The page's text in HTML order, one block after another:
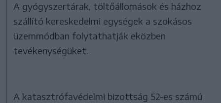
A gyógyszertárak, töltőállomások és házhoz
szállító kereskedelmi egységek a szokásos
üzemmódban folytathatják eközben
tevékenységüket.
A katasztrófavédelmi bizottság 52-es számú